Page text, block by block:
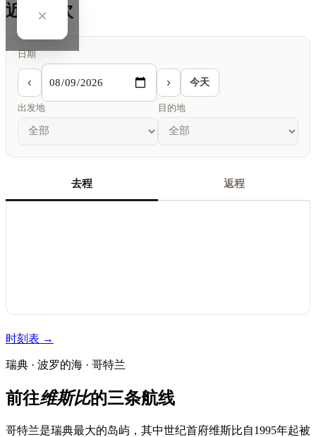
×
近期班次
日期
‹ › 今天
出发地 目的地
去程 返程
时刻表 →
瑞典 · 波罗的海 · 哥特兰
前往维斯比的三条航线
哥特兰是瑞典最大的岛屿，其中世纪首府维斯比自1995年起被